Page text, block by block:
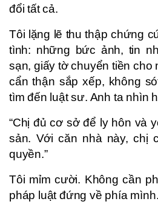
đổi tất cả.
Tôi lặng lẽ thu thập chứng
tình: những bức ảnh, tin
sạn, giấy tờ chuyển tiền cho
cẩn thận sắp xếp, không
tìm đến luật sư. Anh ta nhìn
“Chị đủ cơ sở để ly hôn và
sản. Với căn nhà này, chị
quyền.”
Tôi mỉm cười. Không cần
pháp luật đứng về phía mình.